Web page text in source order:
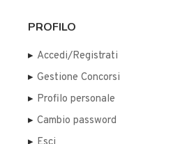
PROFILO
Accedi/Registrati
Gestione Concorsi
Profilo personale
Cambio password